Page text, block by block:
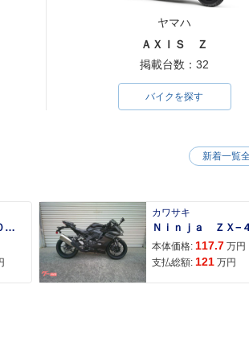
ヤマハ
ＡＸＩＳ Ｚ
掲載台数：32
バイクを探す
エリミネーター４００ＳＥ
カワサキ
本体価格: 117.7 万円
支払総額: 121 万円
新着一覧